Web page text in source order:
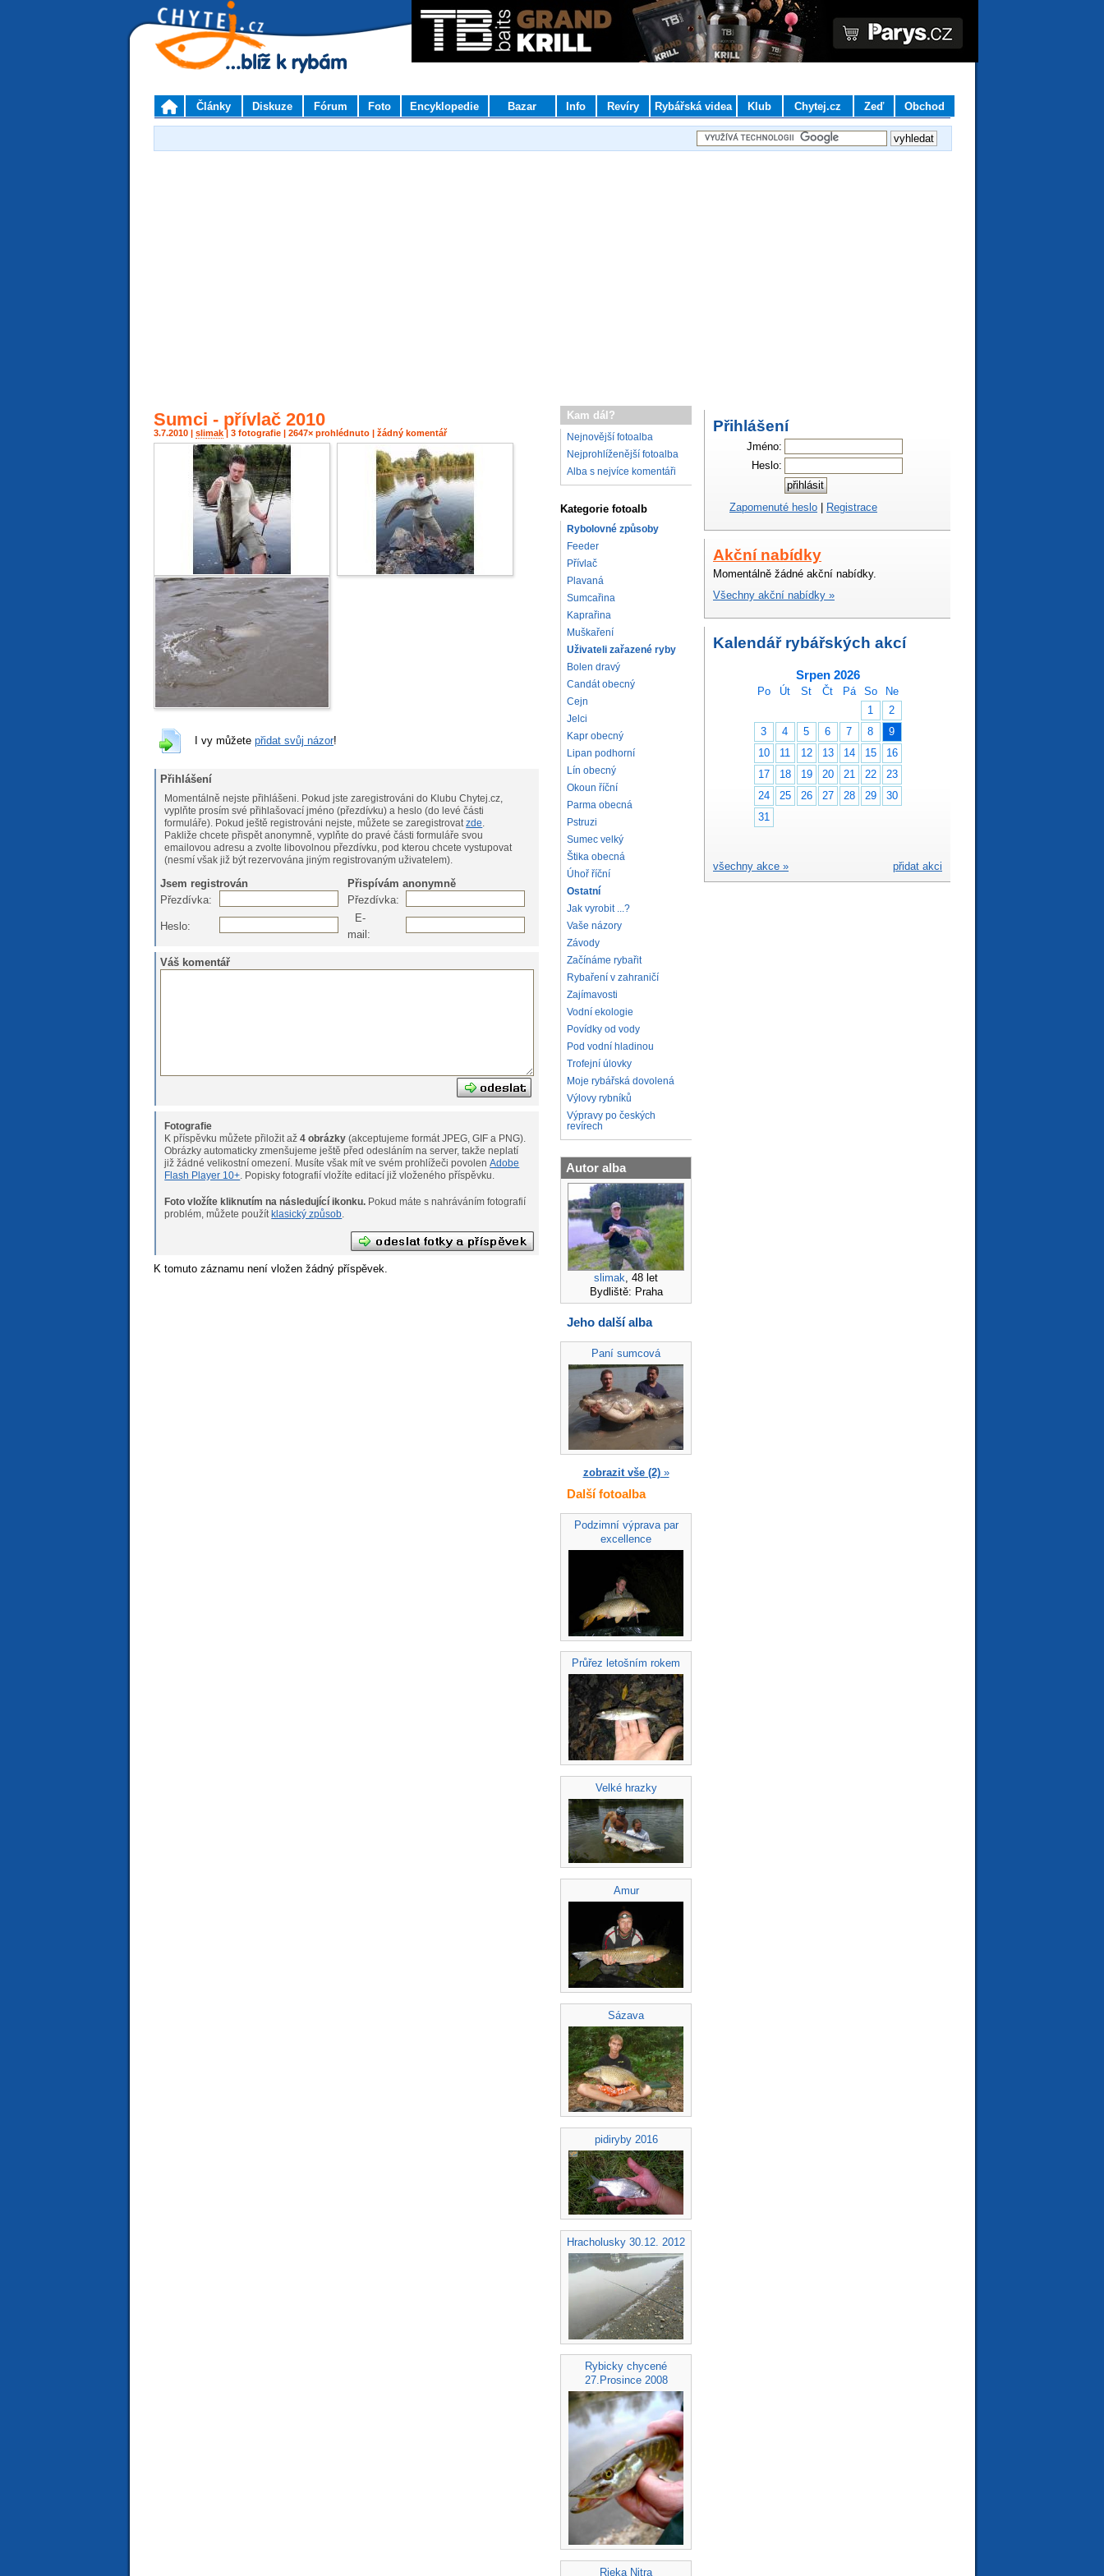
Články Diskuze Fórum Foto Encyklopedie Bazar Info Revíry Rybářská videa Klub Chytej.cz Zeď Obchod
Sumci - přívlač 2010
3.7.2010 | slimak| 3 fotografie | 2647× prohlédnuto | žádný komentář
I vy můžete přidat svůj názor!
Přihlášení
Momentálně nejste přihlášeni. Pokud jste zaregistrováni do Klubu Chytej.cz,
vyplňte prosím své přihlašovací jméno (přezdívku) a heslo (do levé části
formuláře). Pokud ještě registrováni nejste, můžete se zaregistrovatzde.
Pakliže chcete přispět anonymně, vyplňte do pravé části formuláře svou
emailovou adresu a zvolte libovolnou přezdívku, pod kterou chcete vystupovat
(nesmí však již být rezervována jiným registrovaným uživatelem).
Jsem registrován
Přispívám anonymně
Přezdívka:
Přezdívka:
Heslo:
E-
mail:
Váš komentář
Fotografie
K příspěvku můžete přiložit až4 obrázky (akceptujeme formát JPEG, GIF a PNG).
Obrázky automaticky zmenšujeme ještě před odesláním na server, takže neplatí
již žádné velikostní omezení. Musíte však mít ve svém prohlížeči povolenAdobe
Flash Player 10+ . Popisky fotografií vložíte editací již vloženého příspěvku.
Foto vložíte kliknutím na následující ikonku.
problém, můžete použít klasický způsob.
K tomuto záznamu není vložen žádný příspěvek.
Kam dál?
Nejnovější fotoalba
Nejprohlíženější fotoalba
Alba s nejvíce komentáři
Kategorie fotoalb
Rybolovné způsoby
Feeder
Přívlač
Plavaná
Sumcařina
Kaprařina
Muškaření
Uživateli zařazené ryby
Bolen dravý
Candát obecný
Cejn
Jelci
Kapr obecný
Lipan podhorní
Lín obecný
Okoun říční
Parma obecná
Pstruzi
Sumec velký
Štika obecná
Úhoř říční
Ostatní
Jak vyrobit ...?
Vaše názory
Závody
Začínáme rybařit
Rybaření v zahraničí
Zajímavosti
Vodní ekologie
Povídky od vody
Pod vodní hladinou
Trofejní úlovky
Moje rybářská dovolená
Výlovy rybníků
Výpravy po českých
revírech
Autor alba
slimak, 48 let
Bydliště: Praha
Jeho další alba
Paní sumcová
zobrazit vše (2)»
Další fotoalba
Podzimní výprava par
excellence
Průřez letošním rokem
Velké hrazky
Amur
Sázava
pidiryby 2016
Hracholusky 30.12. 2012
Rybicky chycené
27.Prosince 2008
Rieka Nitra
Přihlášení
Jméno:
Heslo:
Zapomenuté heslo | Registrace
Akční nabídky
Momentálně žádné akční nabídky.
Všechny akční nabídky »
Kalendář rybářských akcí
Srpen 2026
Po Út St Čt Pá So
Ne
1
2
3
4 5 6 7 8
9
10
11 12 13 14 15
16
17
18 19 20 21 22
23
24
25 26 27 28 29
30
31
přidat akci
všechny akce »